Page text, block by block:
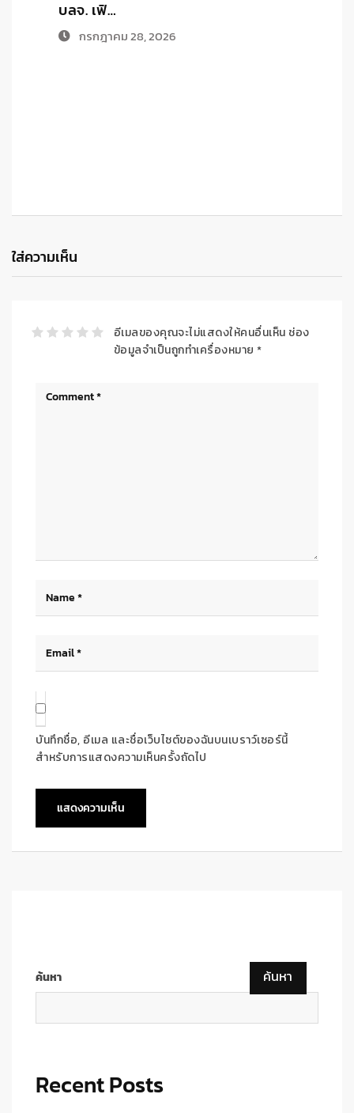
บลจ. เฟิ…
กรกฎาคม 28, 2026
ใส่ความเห็น
อีเมลของคุณจะไม่แสดงให้คนอื่นเห็น ช่อง
ข้อมูลจำเป็นถูกทำเครื่องหมาย *
บันทึกชื่อ, อีเมล และชื่อเว็บไซต์ของฉันบนเบราว์เซอร์นี้
สำหรับการแสดงความเห็นครั้งถัดไป
ค้นหา ค้นหา
Recent Posts